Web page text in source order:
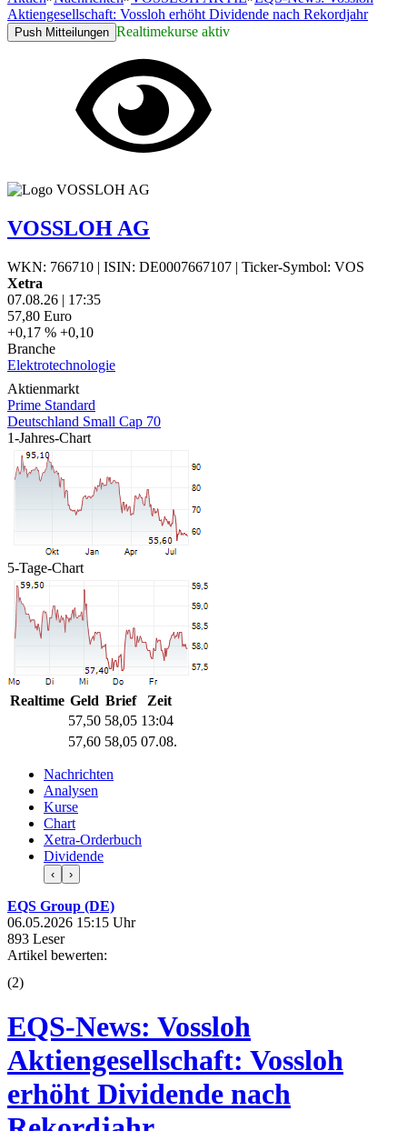
Aktiengesellschaft: Vossloh erhöht Dividende nach Rekordjahr
Push Mitteilungen Realtimekurse aktiv
VOSSLOH AG
WKN: 766710 | ISIN: DE0007667107 | Ticker-Symbol: VOS
Xetra
07.08.26 | 17:35
57,80 Euro
+0,17 % +0,10
Branche
Elektrotechnologie
Aktienmarkt
Prime Standard
Deutschland Small Cap 70
1-Jahres-Chart
5-Tage-Chart
Realtime Geld Brief
Zeit
57,50 58,05 13:04
57,60 58,05 07.08.
Nachrichten
Analysen
Kurse
Chart
Xetra-Orderbuch
Dividende
‹ ›
EQS Group (DE)
06.05.2026 15:15 Uhr
893 Leser
Artikel bewerten:
(2)
EQS-News: Vossloh
Aktiengesellschaft: Vossloh
erhöht Dividende nach